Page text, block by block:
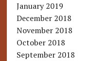
January 2019
December 2018
November 2018
October 2018
September 2018